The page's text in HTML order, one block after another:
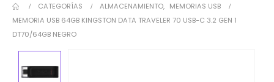
CATEGORÍAS ALMACENAMIENTO, MEMORIAS USB
MEMORIA USB 64GB KINGSTON DATA TRAVELER 70 USB-C 3.2 GEN 1
DT70/64GB NEGRO